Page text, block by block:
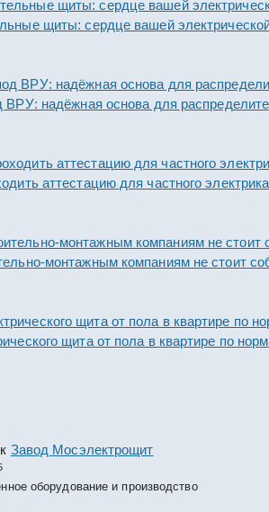
щиты: сердце вашей
ВРУ: надёжная основа для
аттестацию для частного
монтажным компаниям не стоит
щита от пола в квартире по
к Завод Мосэлектрощит
оборудование и производство